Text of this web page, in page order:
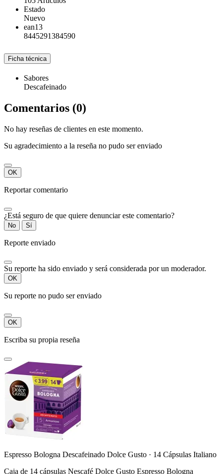
Estado
Nuevo
ean13
8445291384590
Ficha técnica
Sabores
Descafeinado
Comentarios (0)
No hay reseñas de clientes en este momento.
Su agradecimiento a la reseña no pudo ser enviado
OK
Reportar comentario
¿Está seguro de que quiere denunciar este comentario?
No Sí
Reporte enviado
Su reporte ha sido enviado y será considerada por un moderador.
OK
Su reporte no pudo ser enviado
OK
Escriba su propia reseña
Espresso Bologna Descafeinado Dolce Gusto · 14 Cápsulas Italiano
Caja de 14 cápsulas Nescafé Dolce Gusto Espresso Bologna